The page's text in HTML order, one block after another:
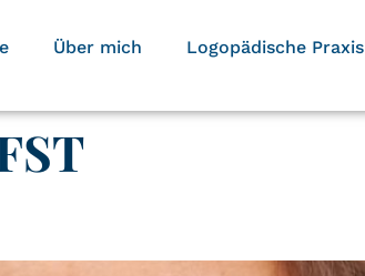
Über mich Logopädische Praxis